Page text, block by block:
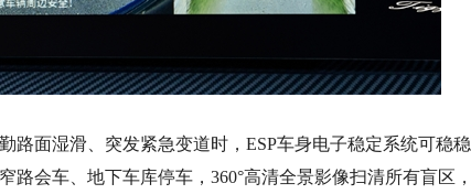
路面湿滑、突发紧急变道时，ESP车身电子稳定系统可稳稳
会车、地下车库停车，360°高清全景影像扫清所有盲区，